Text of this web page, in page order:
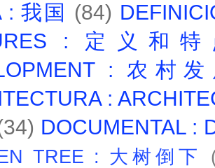
: 我国 (84)
: 定义和
: 农村
:
DOCUMENTAL :
TREE : 大树倒下